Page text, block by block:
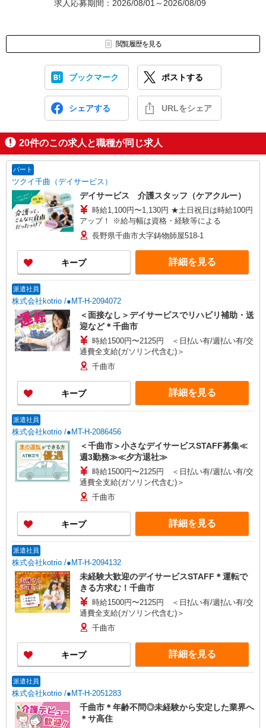
求人応募期間：2026/08/01～2026/08/09
閲覧履歴を見る
ブックマーク ポストする
シェアする URLをシェア
20件のこの求人と職種が同じ求人
パート
ツクイ千曲（デイサービス）
デイサービス 介護スタッフ（ケアクルー）
時給1,100円〜1,130円 ★土日祝日は時給100円
アップ！ ※給与幅は資格・経験等による
長野県千曲市大字鋳物師屋518-1
キープ 詳細を見る
派遣社員
株式会社kotrio /●MT-H-2094072
＜面接なし＞デイサービスでリハビリ補助・送
迎など＊千曲市
時給1500円〜2125円 ＜日払い有/週払い有/交
通費全支給(ガソリン代含む)＞
千曲市
キープ 詳細を見る
派遣社員
株式会社kotrio /●MT-H-2086456
＜千曲市＞小さなデイサービスSTAFF募集≪
週3勤務≫≪夕方退社≫
時給1500円〜2125円 ＜日払い有/週払い有/交
通費全支給(ガソリン代含む)＞
千曲市
キープ 詳細を見る
派遣社員
株式会社kotrio /●MT-H-2094132
未経験大歓迎のデイサービスSTAFF＊運転で
きる方求む！千曲市
時給1500円〜2125円 ＜日払い有/週払い有/交
通費全支給(ガソリン代含む)＞
千曲市
キープ 詳細を見る
派遣社員
株式会社kotrio /●MT-H-2051283
千曲市＊年齢不問◎未経験から安定した業界へ
＊サ高住